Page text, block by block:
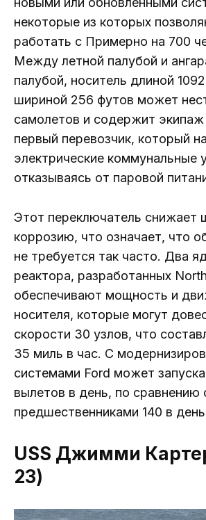
некоторые из которых
работать с Примерно на 700
Между летной палубой и
палубой, носитель длиной
шириной 256 футов может
самолетов и содержит
первый перевозчик, который
электрические коммунальные
отказываясь от паровой
Этот переключатель снижает
коррозию, что означает, что
не требуется так часто. Два
реактора, разработанных
обеспечивают мощность и
носителя, которые могут
скорости 30 узлов, что
35 миль в час. С
системами Ford может
вылетов в день, по сравнению
предшественниками 140 в
USS Джимми
23)